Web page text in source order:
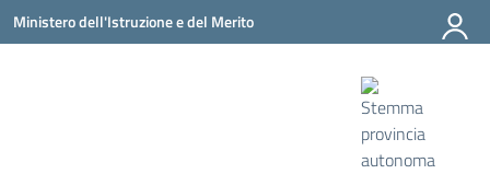
Vai ai contenuti
Vai al menu di navigazione
Vai al footer
Ministero dell'Istruzione e del Merito